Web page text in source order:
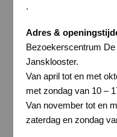
.
Adres &
Bezoekerscentrum
Jansklooster.
Van april tot en met
met zondag van 10 –
Van november tot en
zaterdag en zondag